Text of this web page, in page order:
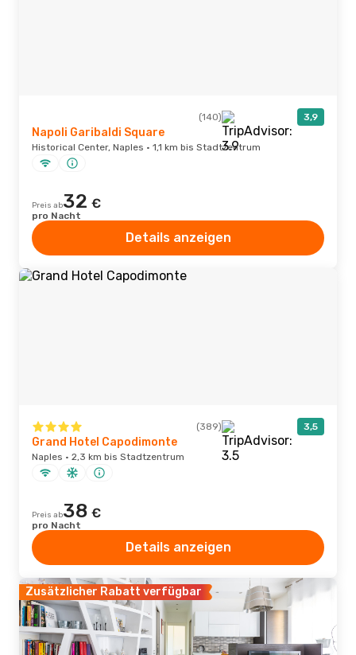
(140) 3,9
Napoli Garibaldi Square
Historical Center, Naples · 1,1 km bis Stadtzentrum
Preis ab32 €
pro Nacht
Details anzeigen
(389) 3,5
Grand Hotel Capodimonte
Naples · 2,3 km bis Stadtzentrum
Preis ab38 €
pro Nacht
Details anzeigen
Zusätzlicher Rabatt verfügbar